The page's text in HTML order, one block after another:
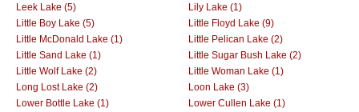
Leek Lake (5)
Lily Lake (1)
Little Boy Lake (5)
Little Floyd Lake (9)
Little McDonald Lake (1)
Little Pelican Lake (2)
Little Sand Lake (1)
Little Sugar Bush Lake (2)
Little Wolf Lake (2)
Little Woman Lake (1)
Long Lost Lake (2)
Loon Lake (3)
Lower Bottle Lake (1)
Lower Cullen Lake (1)